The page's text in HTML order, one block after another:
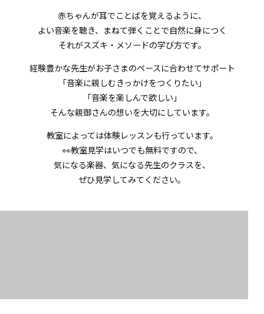
赤ちゃんが耳でことばを覚えるように、
よい音楽を聴き、まねて弾くことで自然に身につく
それがスズキ・メソードの学び方です。
経験豊かな先生がお子さまのペースに合わせてサポート
「音楽に親しむきっかけをつくりたい」
「音楽を楽しんで欲しい」
そんな親御さんの想いを大切にしています。
教室によっては体験レッスンも行っています。
👀教室見学はいつでも無料ですので、
気になる楽器、気になる先生のクラスを、
ぜひ見学してみてください。